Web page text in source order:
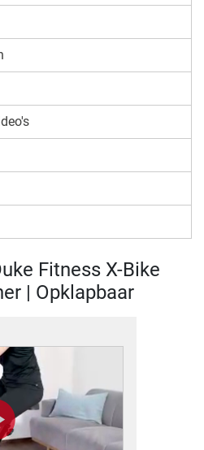
Fitness X-Bike
| Opklapbaar